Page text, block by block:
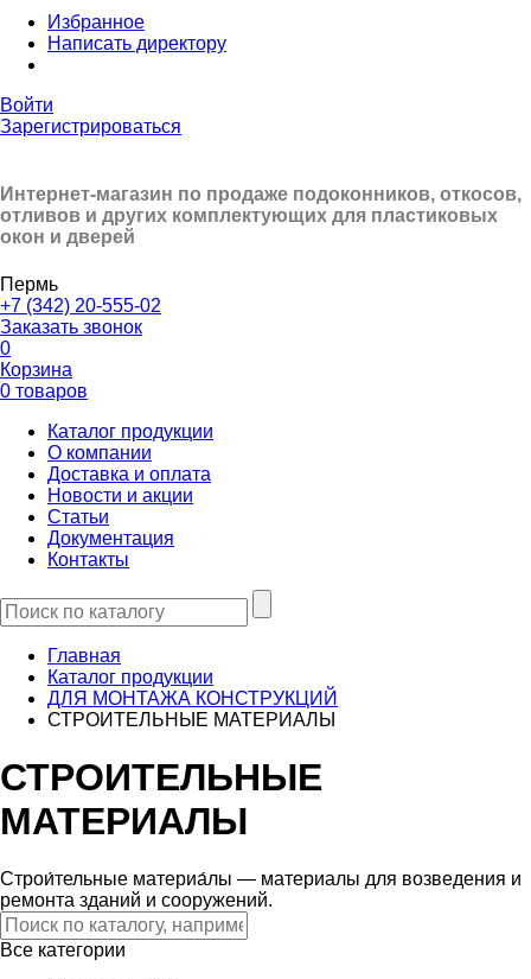
Избранное
Написать директору
Войти
Зарегистрироваться
Интернет-магазин по продаже подоконников, откосов,
отливов и других комплектующих для пластиковых
окон и дверей
Пермь
+7 (342) 20-555-02
Заказать звонок
0
Корзина
0 товаров
Каталог продукции
О компании
Доставка и оплата
Новости и акции
Статьи
Документация
Контакты
Главная
Каталог продукции
ДЛЯ МОНТАЖА КОНСТРУКЦИЙ
СТРОИТЕЛЬНЫЕ МАТЕРИАЛЫ
СТРОИТЕЛЬНЫЕ
МАТЕРИАЛЫ
Строи́тельные материа́лы — материалы для возведения и
ремонта зданий и сооружений.
Все категории